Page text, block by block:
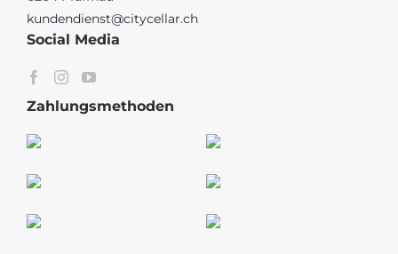
kundendienst@citycellar.ch
Social Media
Zahlungsmethoden